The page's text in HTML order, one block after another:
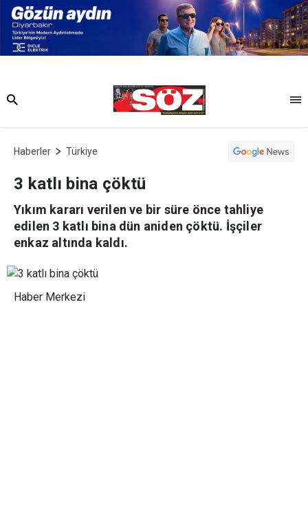
Haberler Türkiye
3 katlı bina çöktü
Yıkım kararı verilen ve bir süre önce tahliye
edilen 3 katlı bina dün aniden çöktü. İşçiler
enkaz altında kaldı.
Haber Merkezi